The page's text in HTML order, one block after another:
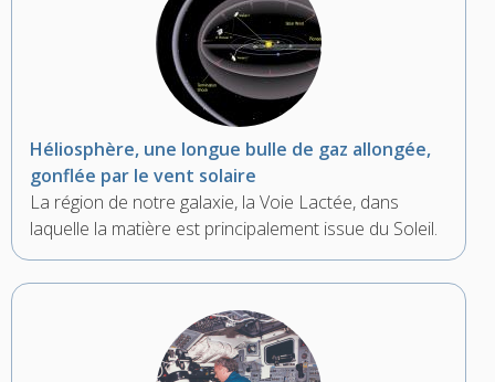
Héliosphère, une longue bulle de gaz allongée,
gonflée par le vent solaire
La région de notre galaxie, la Voie Lactée, dans
laquelle la matière est principalement issue du Soleil.